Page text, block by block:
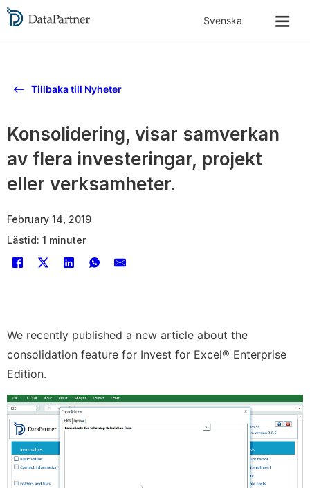
Tillbaka till Nyheter
Konsolidering, visar samverkan
av flera investeringar, projekt
eller verksamheter.
February 14, 2019
Lästid: 1 minuter
We recently published a new article about the
consolidation feature for Invest for Excel® Enterprise
Edition.